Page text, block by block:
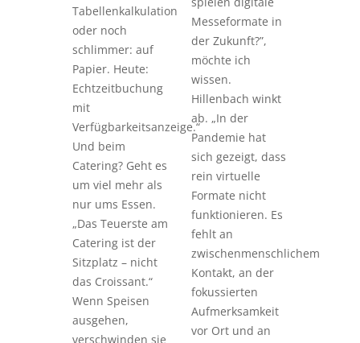
Tabellenkalkulation
oder noch
schlimmer: auf
Papier. Heute:
Echtzeitbuchung
mit
Verfügbarkeitsanzeige.“
Und beim
Catering? Geht es
um viel mehr als
nur ums Essen.
„Das Teuerste am
Catering ist der
Sitzplatz – nicht
das Croissant.“
Wenn Speisen
ausgehen,
verschwinden sie
Messeformate in
der Zukunft?”,
möchte ich
wissen.
Hillenbach winkt
ab. „In der
Pandemie hat
sich gezeigt, dass
rein virtuelle
Formate nicht
funktionieren. Es
fehlt an
zwischenmenschlichem
Kontakt, an der
fokussierten
Aufmerksamkeit
vor Ort und an